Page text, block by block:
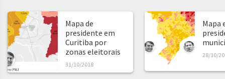
Mapa de
presidente em
Curitiba por
zonas eleitorais
31/10/2018
Mapa
28/10/